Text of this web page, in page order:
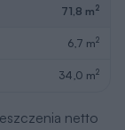
71,8 m2
6,7 m2
34,0 m2
netto